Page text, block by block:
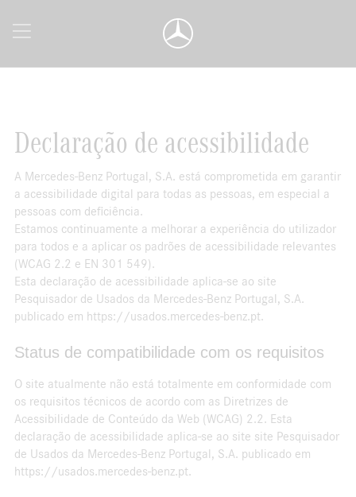
Declaração de acessibilidade
A Mercedes-Benz Portugal, S.A. está comprometida em garantir
a acessibilidade digital para todas as pessoas, em especial a
pessoas com deficiência.
Estamos continuamente a melhorar a experiência do utilizador
para todos e a aplicar os padrões de acessibilidade relevantes
(WCAG 2.2 e EN 301 549).
Esta declaração de acessibilidade aplica-se ao site
Pesquisador de Usados da Mercedes-Benz Portugal, S.A.
publicado em https://usados.mercedes-benz.pt.
Status de compatibilidade com os requisitos
O site atualmente não está totalmente em conformidade com
os requisitos técnicos de acordo com as Diretrizes de
Acessibilidade de Conteúdo da Web (WCAG) 2.2. Esta
declaração de acessibilidade aplica-se ao site site Pesquisador
de Usados da Mercedes-Benz Portugal, S.A. publicado em
https://usados.mercedes-benz.pt.